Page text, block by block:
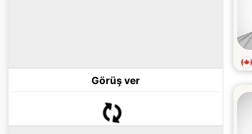
Görüş ver